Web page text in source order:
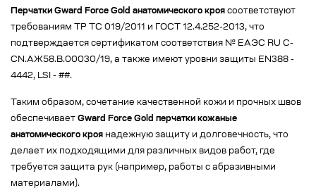
Перчатки Gward Force Gold анатомического кроя соответствуют
требованиям ТР ТС 019/2011 и ГОСТ 12.4.252-2013, что
подтверждается сертификатом соответствия № EAЭС RU C-
CN.АЖ58.В.00030/19, а также имеют уровни защиты EN388 -
4442, LSI - ##.
Таким образом, сочетание качественной кожи и прочных швов
обеспечивает Gward Force Gold перчатки кожаные
анатомического кроя надежную защиту и долговечность, что
делает их подходящими для различных видов работ, где
требуется защита рук (например, работы с абразивными
материалами).